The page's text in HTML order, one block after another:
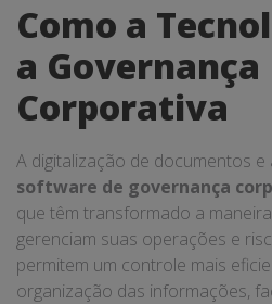
Como a
a Governança
Corporativa
A digitalização de documentos
software de governança
que têm transformado a
gerenciam suas operações e
permitem um controle mais
organização das informações,